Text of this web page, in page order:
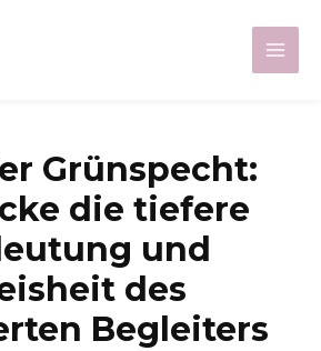
Main
Grünspecht:
die tiefere
und
des
Begleiters